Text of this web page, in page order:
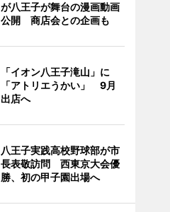
が八王子が舞台の漫画動画
公開 商店会との企画も
「イオン八王子滝山」に
「アトリエうかい」 9月
出店へ
八王子実践高校野球部が市
長表敬訪問 西東京大会優
勝、初の甲子園出場へ